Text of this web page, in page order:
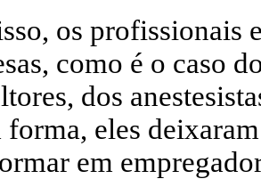
os profissionais
como é o caso
dos
forma, eles
em